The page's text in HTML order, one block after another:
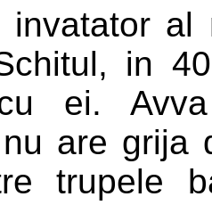
al
in
ei.
nu are
trupele